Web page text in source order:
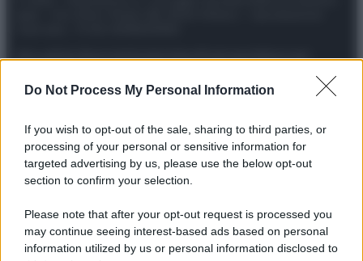
Do Not Process My Personal Information
If you wish to opt-out of the sale, sharing to third parties, or
processing of your personal or sensitive information for
targeted advertising by us, please use the below opt-out
section to confirm your selection.
Please note that after your opt-out request is processed you
may continue seeing interest-based ads based on personal
information utilized by us or personal information disclosed to
AttualitàLifestyleModaVideoPodcastAbbonati
Preferenze PrivacyPrivacy PolicyCookie PolicyNote legali